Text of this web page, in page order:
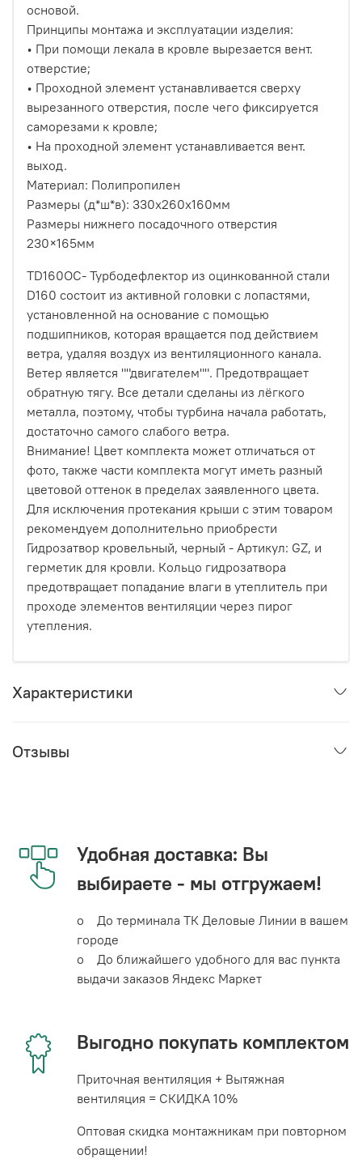
основой.
Принципы монтажа и эксплуатации изделия:
• При помощи лекала в кровле вырезается вент.
отверстие;
• Проходной элемент устанавливается сверху
вырезанного отверстия, после чего фиксируется
саморезами к кровле;
• На проходной элемент устанавливается вент.
выход.
Материал: Полипропилен
Размеры (д*ш*в): 330х260х160мм
Размеры нижнего посадочного отверстия
230×165мм
TD160OC- Турбодефлектор из оцинкованной стали
D160 состоит из активной головки с лопастями,
установленной на основание с помощью
подшипников, которая вращается под действием
ветра, удаляя воздух из вентиляционного канала.
Ветер является ""двигателем"". Предотвращает
обратную тягу. Все детали сделаны из лёгкого
металла, поэтому, чтобы турбина начала работать,
достаточно самого слабого ветра.
Внимание! Цвет комплекта может отличаться от
фото, также части комплекта могут иметь разный
цветовой оттенок в пределах заявленного цвета.
Для исключения протекания крыши с этим товаром
рекомендуем дополнительно приобрести
Гидрозатвор кровельный, черный - Артикул: GZ, и
герметик для кровли. Кольцо гидрозатвора
предотвращает попадание влаги в утеплитель при
проходе элементов вентиляции через пирог
утепления.
Характеристики
Отзывы
Удобная доставка: Вы
выбираете - мы отгружаем!
o До терминала ТК Деловые Линии в вашем
городе
o До ближайшего удобного для вас пункта
выдачи заказов Яндекс Маркет
Выгодно покупать комплектом
Приточная вентиляция + Вытяжная
вентиляция = СКИДКА 10%
Оптовая скидка монтажникам при повторном
обращении!